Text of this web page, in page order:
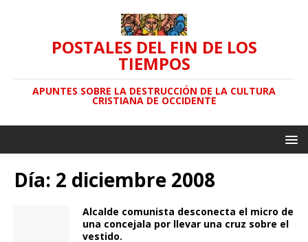
POSTALES DEL FIN DE LOS
TIEMPOS
APUNTES SOBRE LA DESTRUCCIÓN DE LA CULTURA
CRISTIANA DE OCCIDENTE
Día: 2 diciembre 2008
Alcalde comunista desconecta el micro de
una concejala por llevar una cruz sobre el
vestido.